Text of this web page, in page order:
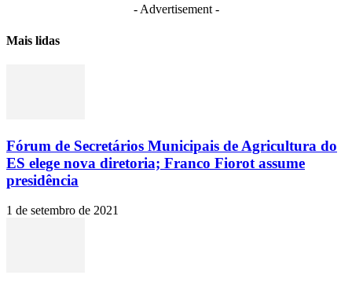
- Advertisement -
Mais lidas
Fórum de Secretários Municipais de Agricultura do
ES elege nova diretoria; Franco Fiorot assume
presidência
1 de setembro de 2021